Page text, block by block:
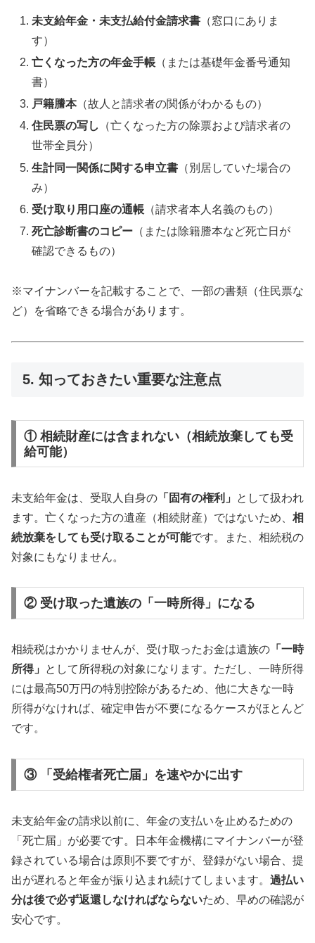
未支給年金・未支払給付金請求書 （窓口にありま
す）
亡くなった方の年金手帳 （または基礎年金番号通知
書）
戸籍謄本（故人と請求者の関係がわかるもの）
住民票の写し
（亡くなった方の除票および請求者の
世帯全員分）
生計同一関係に関する申立書 （別居していた場合の
み）
受け取り用口座の通帳 （請求者本人名義のもの）
死亡診断書のコピー （または除籍謄本など死亡日が
確認できるもの）
※マイナンバーを記載することで、一部の書類（住民票な
ど）を省略できる場合があります。
5. 知っておきたい重要な注意点
① 相続財産には含まれない（相続放棄しても受
給可能）
未支給年金は、受取人自身の 「固有の権利」
として扱われ
ます。亡くなった方の遺産（相続財産）ではないため、 相
続放棄をしても受け取ることが可能です。また、相続税の
対象にもなりません。
② 受け取った遺族の「一時所得」になる
相続税はかかりませんが、受け取ったお金は遺族の 「一時
所得」
として所得税の対象になります。ただし、一時所得
には最高50万円の特別控除があるため、他に大きな一時
所得がなければ、確定申告が不要になるケースがほとんど
です。
③ 「受給権者死亡届」を速やかに出す
未支給年金の請求以前に、年金の支払いを止めるための
「死亡届」が必要です。日本年金機構にマイナンバーが登
録されている場合は原則不要ですが、登録がない場合、提
出が遅れると年金が振り込まれ続けてしまいます。 過払い
分は後で必ず返還しなければならないため、早めの確認が
安心です。